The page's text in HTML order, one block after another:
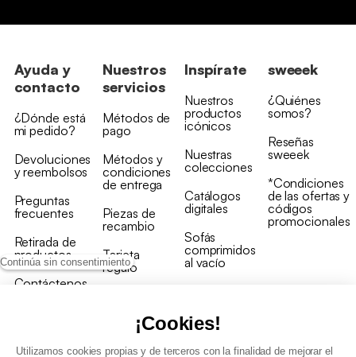
Continúa sin consentimiento
¡Cookies!
Utilizamos cookies propias y de terceros con la finalidad de mejorar el
Ayuda y
contacto
¿Dónde está
mi pedido?
Devoluciones
y reembolsos
Preguntas
frecuentes
Retirada de
productos
Contáctenos
Nuestros
servicios
Métodos de
pago
Métodos y
condiciones
de entrega
Piezas de
recambio
Tarjeta
regalo
Inspírate
Nuestros
productos
icónicos
Nuestras
colecciones
Catálogos
digitales
Sofás
comprimidos
al vacío
sweeek
¿Quiénes
somos?
Reseñas
sweeek
*Condiciones
de las ofertas y
códigos
promocionales